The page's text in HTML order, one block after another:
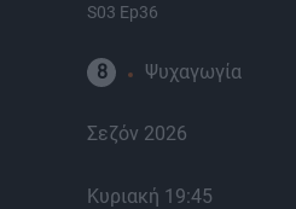
S03 Ep36
8 Ψυχαγωγία
Σεζόν 2026
Κυριακή 19:45